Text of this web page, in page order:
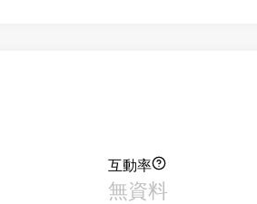
互動率
無資料